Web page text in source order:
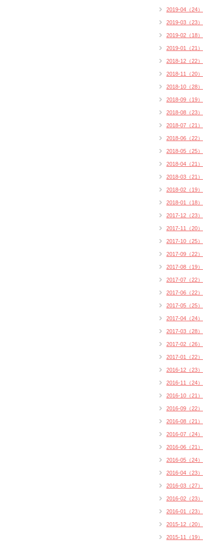
2019-04（24）
2019-03（23）
2019-02（18）
2019-01（21）
2018-12（22）
2018-11（20）
2018-10（28）
2018-09（19）
2018-08（23）
2018-07（21）
2018-06（22）
2018-05（25）
2018-04（21）
2018-03（21）
2018-02（19）
2018-01（18）
2017-12（23）
2017-11（20）
2017-10（25）
2017-09（22）
2017-08（19）
2017-07（22）
2017-06（22）
2017-05（25）
2017-04（24）
2017-03（28）
2017-02（26）
2017-01（22）
2016-12（23）
2016-11（24）
2016-10（21）
2016-09（22）
2016-08（21）
2016-07（24）
2016-06（21）
2016-05（24）
2016-04（23）
2016-03（27）
2016-02（23）
2016-01（23）
2015-12（20）
2015-11（19）